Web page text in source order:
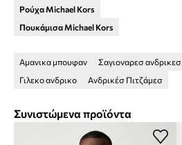
Ρούχα Michael Kors
Πουκάμισα Michael Kors
Αμανικα μπουφαν Σαγιοναρεσ ανδρικεσ
Γιλεκο ανδρικο
Ανδρικέσ Πιτζάμεσ
Συνιστώμενα προϊόντα